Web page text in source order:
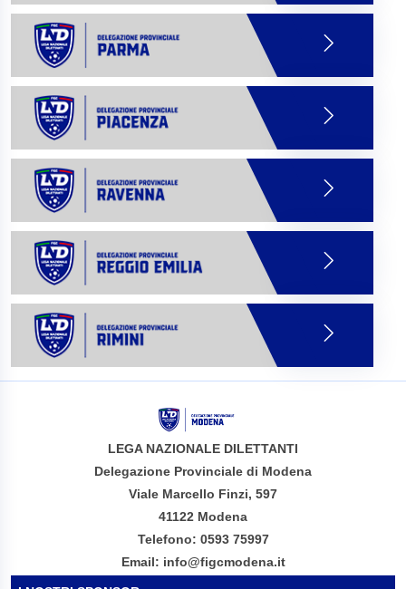
LEGA NAZIONALE DILETTANTI
Delegazione Provinciale di Modena
Viale Marcello Finzi, 597
41122 Modena
Telefono: 0593 75997
Email: info@figcmodena.it